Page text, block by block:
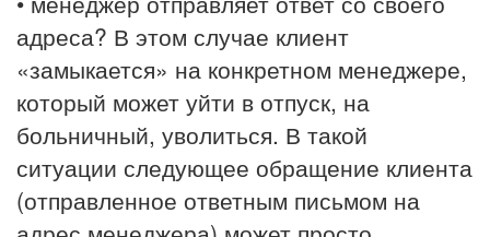
адреса? В этом случае клиент
«замыкается» на конкретном менеджере,
который может уйти в отпуск, на
больничный, уволиться. В такой
ситуации следующее обращение клиента
(отправленное ответным письмом на